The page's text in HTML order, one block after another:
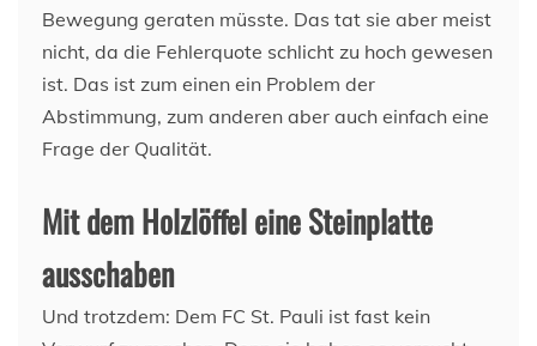
Bewegung geraten müsste. Das tat sie aber meist
nicht, da die Fehlerquote schlicht zu hoch gewesen
ist. Das ist zum einen ein Problem der
Abstimmung, zum anderen aber auch einfach eine
Frage der Qualität.
Mit dem Holzlöffel eine Steinplatte
ausschaben
Und trotzdem: Dem FC St. Pauli ist fast kein